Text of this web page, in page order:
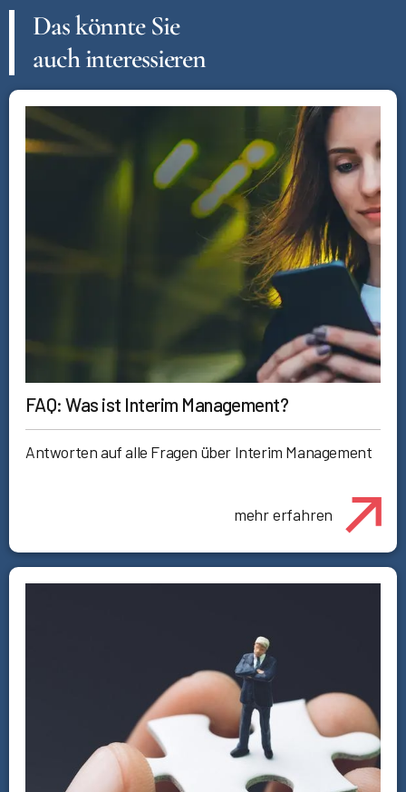
Das könnte Sie
auch interessieren
FAQ: Was ist Interim Management?
Antworten auf alle Fragen über Interim Management
mehr erfahren